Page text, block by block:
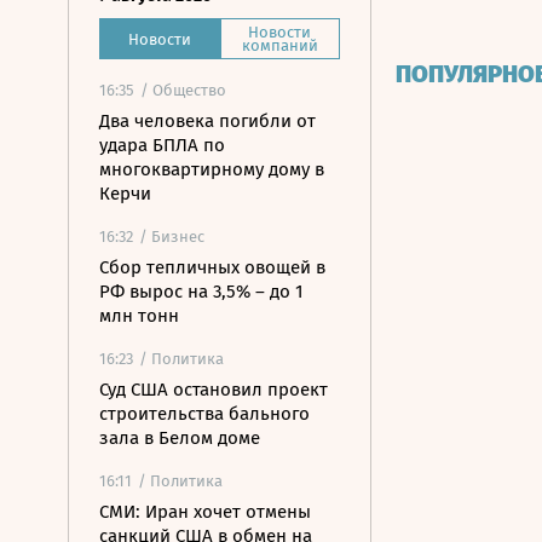
Новости Новости
компаний
16:35 / Общество
Два человека погибли от
удара БПЛА по
многоквартирному дому в
Керчи
16:32 / Бизнес
Сбор тепличных овощей в
РФ вырос на 3,5% – до 1
млн тонн
16:23 / Политика
Суд США остановил проект
строительства бального
зала в Белом доме
16:11 / Политика
СМИ: Иран хочет отмены
санкций США в обмен на